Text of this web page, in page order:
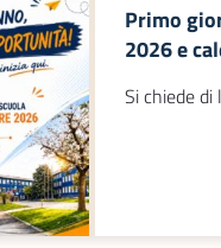
Primo
2026 e
Si chiede